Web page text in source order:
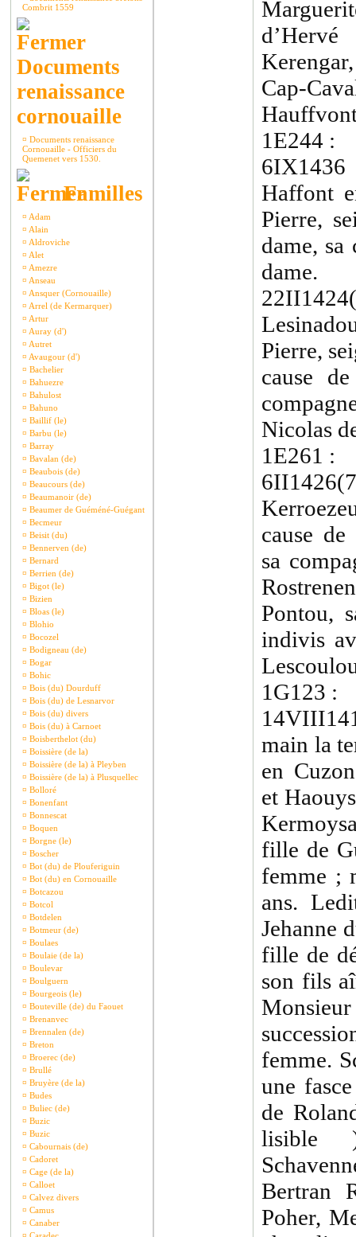
Combrit 1559
Documents
renaissance
cornouaille
¤ Documents renaissance
Cornouaille - Officiers du
Quemenet vers 1530.
Familles
¤ Adam
¤ Alain
¤ Aldroviche
¤ Alet
¤ Amezre
¤ Anseau
¤ Ansquer (Cornouaille)
¤ Arrel (de Kermarquer)
¤ Artur
¤ Auray (d')
¤ Autret
¤ Avaugour (d')
¤ Bachelier
¤ Bahuezre
¤ Bahulost
¤ Bahuno
¤ Baillif (le)
¤ Barbu (le)
¤ Barray
¤ Bavalan (de)
¤ Beaubois (de)
¤ Beaucours (de)
¤ Beaumanoir (de)
¤ Beaumer de Guéméné-Guégant
¤ Becmeur
¤ Beisit (du)
¤ Bennerven (de)
¤ Bernard
¤ Berrien (de)
¤ Bigot (le)
¤ Bizien
¤ Bloas (le)
¤ Blohio
¤ Bocozel
¤ Bodigneau (de)
¤ Bogar
¤ Bohic
¤ Bois (du) Dourduff
¤ Bois (du) de Lesnarvor
¤ Bois (du) divers
¤ Bois (du) à Carnoet
¤ Boisberthelot (du)
¤ Boissière (de la)
¤ Boissière (de la) à Pleyben
¤ Boissière (de la) à Plusquellec
¤ Bolloré
¤ Bonenfant
¤ Bonnescat
¤ Boquen
¤ Borgne (le)
¤ Boscher
¤ Bot (du) de Plouferiguin
¤ Bot (du) en Cornouaille
¤ Botcazou
¤ Botcol
¤ Botdelen
¤ Botmeur (de)
¤ Boulaes
¤ Boulaie (de la)
¤ Boulevar
¤ Boulguern
¤ Bourgeois (le)
¤ Bouteville (de) du Faouet
¤ Brenanvec
¤ Brennalen (de)
¤ Breton
¤ Broerec (de)
¤ Brullé
¤ Bruyère (de la)
¤ Budes
¤ Buliec (de)
¤ Buzic
¤ Buzic
¤ Cabournais (de)
¤ Cadoret
¤ Cage (de la)
¤ Calloet
¤ Calvez divers
¤ Camus
¤ Canaber
Cap-
1E244 :
Haffont
Pierre,
dame, sa
dame.
Pierre,
cause
Nicolas
1E261 :
cause
sa
Pontou,
indivis
1G123 :
main la
en
et
fille de
femme ;
ans.
Jehanne
fille de
son fils
femme.
une
de
lisible
Bertran
Poher,